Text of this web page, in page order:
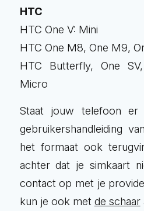
HTC
HTC One V: Mini
HTC One M8, One M9,
HTC Butterfly, One
Micro
Staat jouw telefoon
gebruikershandleiding
het formaat ook
achter dat je simkaart
contact op met je
kun je ook met de schaar